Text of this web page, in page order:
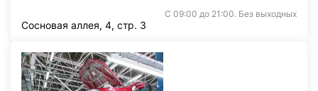
С 09:00 до 21:00. Без выходных
Сосновая аллея, 4, стр. 3